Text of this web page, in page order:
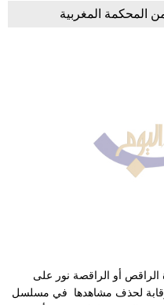
المحكمة المغربية
أو الراقصة نور على
لحذف مشاهدها في مسلسل